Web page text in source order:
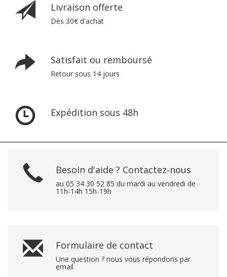
Livraison offerte
Dès 30€ d'achat
Satisfait ou remboursé
Retour sous 14 jours
Expédition sous 48h
Besoin d'aide ? Contactez-nous
au 05 34 30 52 85 du mardi au vendredi de
11h-14h 15h-19h
Formulaire de contact
Une question ? nous vous répondons par
email